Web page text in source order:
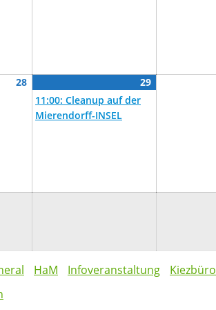
28August
28,
2026
29August
(1
11:00: Cleanup auf der
Mierendorff-INSEL
HaM Infoveranstaltung
Kiezbüro